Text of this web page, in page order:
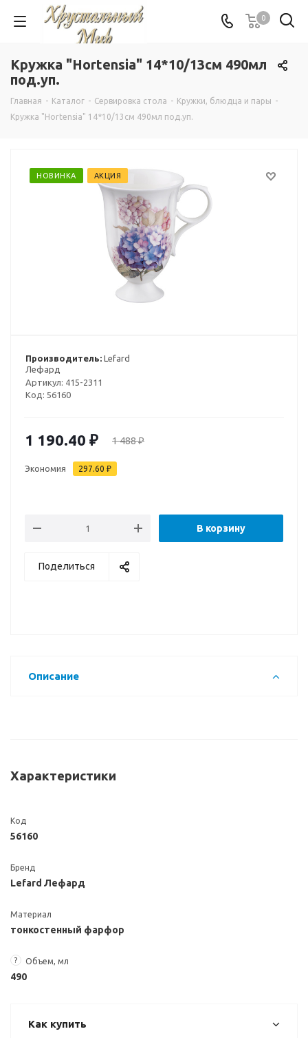
0
Кружка "Hortensia" 14*10/13см 490мл
под.уп.
Главная - Каталог - Сервировка стола - Кружки, блюдца и пары -
Кружка "Hortensia" 14*10/13см 490мл под.уп.
НОВИНКА АКЦИЯ
Производитель: Lefard
Лефард
Артикул: 415-2311
Код: 56160
1 190.40 ₽ 1 488₽
Экономия 297.60 ₽
В корзину
Поделиться
Описание
Характеристики
Код
56160
Бренд
Lefard Лефард
Материал
тонкостенный фарфор
? Объем, мл
490
Как купить